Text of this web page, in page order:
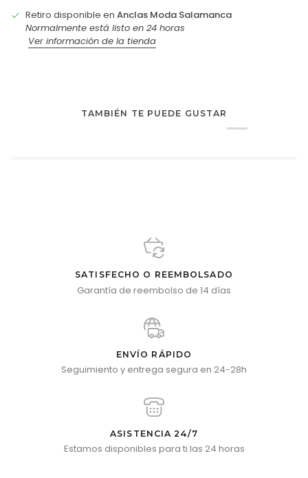
Retiro disponible en Anclas Moda Salamanca
Normalmente está listo en 24 horas
Ver información de la tienda
TAMBIÉN TE PUEDE GUSTAR
SATISFECHO O REEMBOLSADO
Garantía de reembolso de 14 días
ENVÍO RÁPIDO
Seguimiento y entrega segura en 24-28h
ASISTENCIA 24/7
Estamos disponibles para ti las 24 horas